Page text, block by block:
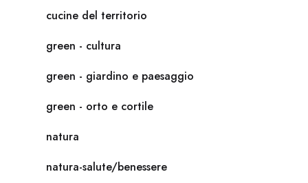
cucine del territorio
green - cultura
green - giardino e paesaggio
green - orto e cortile
natura
natura-salute/benessere